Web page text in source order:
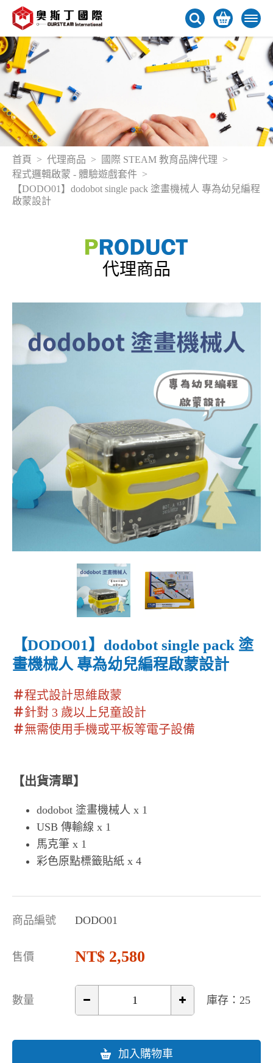
首頁 代理商品
國際 STEAM 教育品牌代理
程式邏輯啟蒙 - 體驗遊戲套件
【DODO01】dodobot single pack 塗畫機械人 專為幼兒編程
啟蒙設計
代理商品
【DODO01】dodobot single pack 塗
畫機械人 專為幼兒編程啟蒙設計
＃程式設計思維啟蒙
＃針對 3 歲以上兒童設計
＃無需使用手機或平板等電子設備
【出貨清單】
dodobot 塗畫機械人 x 1
USB 傳輸線 x 1
馬克筆 x 1
彩色原點標籤貼紙 x 4
商品編號 DODO01
售價 2,580
數量 庫存：25
加入購物車